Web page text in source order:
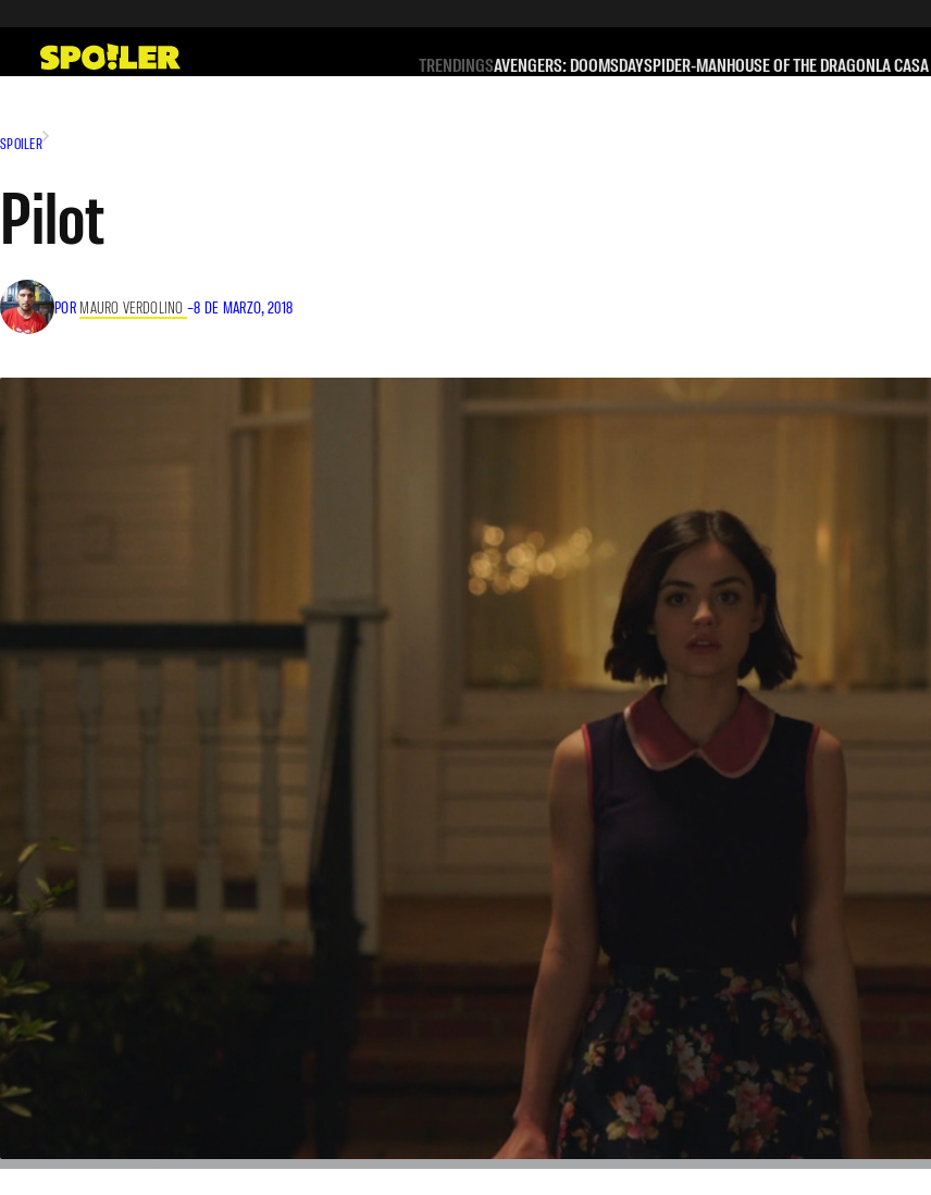
contenido
TRENDINGSAVENGERS: DOOMSDAYSPIDER-MANHOUSE OF THE DRAGONLA
SPOILER
Pilot
POR MAURO VERDOLINO–8 DE MARZO, 2018